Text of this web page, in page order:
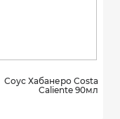
Соус Хабанеро Costa
Caliente 90мл